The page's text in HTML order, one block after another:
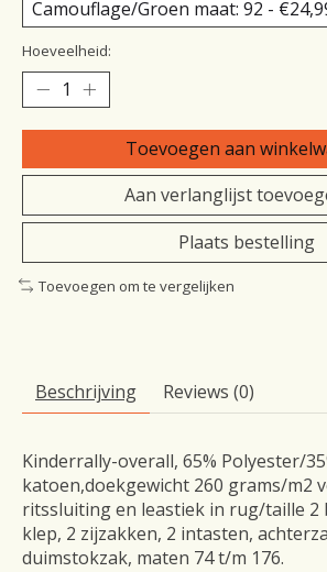
Hoeveelheid:
Toevoegen aan
Aan verlanglijst
Plaats bestelling
Toevoegen om te vergelijken
Beschrijving Reviews (0)
Kinderrally-overall, 65% Polyester/
katoen,doekgewicht 260 grams/m2
ritssluiting en leastiek in rug/taille 2
klep, 2 zijzakken, 2 intasten,
duimstokzak, maten 74 t/m 176.